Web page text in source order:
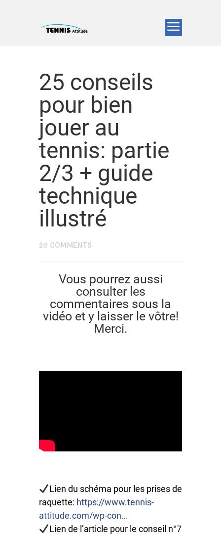
25 conseils
pour bien
jouer au
tennis: partie
2/3 + guide
technique
illustré
20 COMMENTS
Vous pourrez aussi
consulter les
commentaires sous la
vidéo et y laisser le vôtre!
Merci.
Lien du schéma pour les prises de
raquette: https://www.tennis-
attitude.com/wp-con…
Lien de l’article pour le conseil n°7